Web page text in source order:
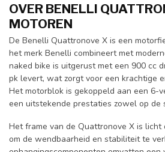
OVER BENELLI
MOTOREN
De Benelli Quattronove X is een
het merk Benelli combineert met
naked bike is uitgerust met een 900 cc
pk levert, wat zorgt voor een krachtige
Het motorblok is gekoppeld aan een 6-
een uitstekende prestaties zowel op de
Het frame van de Quattronove X is
om de wendbaarheid en stabiliteit te